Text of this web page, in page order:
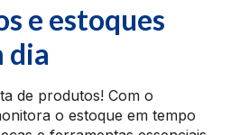
e estoques
dia
de produtos! Com o
o estoque em tempo